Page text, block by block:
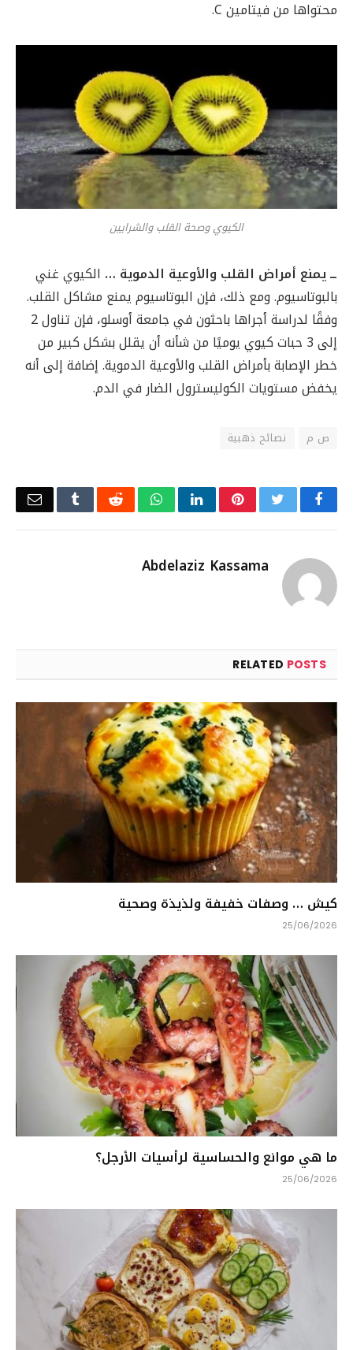
محتواها من فيتامين C.
الكيوي وصحة القلب والشرايين
ــ يمنع أمراض القلب والأوعية الدموية … الكيوي غني
بالبوتاسيوم. ومع ذلك، فإن البوتاسيوم يمنع مشاكل القلب.
وفقًا لدراسة أجراها باحثون في جامعة أوسلو، فإن تناول 2
إلى 3 حبات كيوي يوميًا من شأنه أن يقلل بشكل كبير من
خطر الإصابة بأمراض القلب والأوعية الدموية. إضافة إلى أنه
يخفض مستويات الكوليسترول الضار في الدم.
ص م نصائح ذهبية
Facebook
Twitter
Pinterest
LinkedIn
WhatsApp
Reddit
Tumblr
Abdelaziz Kassama
RELATED POSTS
كيش … وصفات خفيفة ولذيذة وصحية
25/06/2026
ما هي موانع والحساسية لرأسيات الأرجل؟
25/06/2026